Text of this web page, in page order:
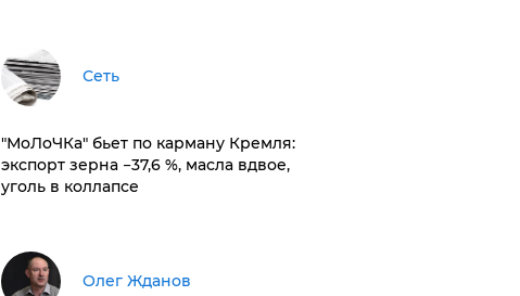
Сеть
​"МоЛоЧКа" бьет по карману Кремля:
экспорт зерна −37,6 %, масла вдвое,
уголь в коллапсе
Олег Жданов